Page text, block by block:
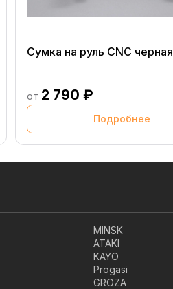
Сумка на руль CNC черная
от 2 790 ₽
Подробнее
MINSK
ATAKI
KAYO
Progasi
GROZA